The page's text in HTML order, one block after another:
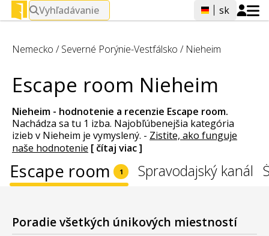
Vyhľadávanie sk
Nemecko /Severné Porýnie-Vestfálsko / Nieheim
Escape room Nieheim
Nieheim - hodnotenie a recenzie Escape room.
Nachádza sa tu 1 izba. Najobľúbenejšia kategória
izieb v Nieheim je vymyslený. - Zistite, ako funguje
naše hodnotenie [ čítaj viac ]
Escape room 1 Spravodajský kanál
Poradie všetkých únikových miestností